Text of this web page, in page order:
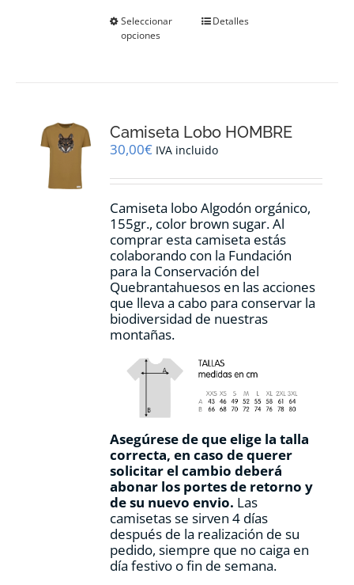
Seleccionar
opciones
Este
se
pueden
en
página
de
producto
Detalles
Camiseta Lobo HOMBRE
30,00€ IVA incluido
Camiseta lobo Algodón orgánico,
155gr., color brown sugar.Al
comprar esta camiseta estás
colaborando con la Fundación
para la Conservación del
Quebrantahuesos en las acciones
que lleva a cabo para conservar la
biodiversidad de nuestras
montañas.
Asegúrese de que elige la talla
correcta, en caso de querer
solicitar el cambio deberá
abonar los portes de retorno y
de su nuevo envio. Las
camisetas se sirven 4 días
después de la realización de su
pedido, siempre que no caiga en
día festivo o fin de semana.